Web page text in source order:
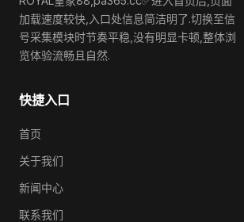
加载速度较快,入口处信息简洁明了.切换至信
号采集模块时节奏平稳,没有明显卡顿,整体浏
览体验流畅且自然.
快捷入口
首页
关于我们
新闻中心
联系我们